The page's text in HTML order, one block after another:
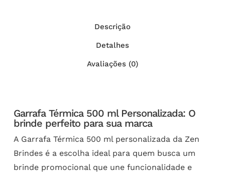
Descrição
Detalhes
Avaliações (0)
Garrafa Térmica 500 ml Personalizada: O
brinde perfeito para sua marca
A Garrafa Térmica 500 ml personalizada da Zen
Brindes é a escolha ideal para quem busca um
brinde promocional que une funcionalidade e